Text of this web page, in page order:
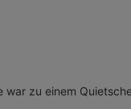
war zu einem